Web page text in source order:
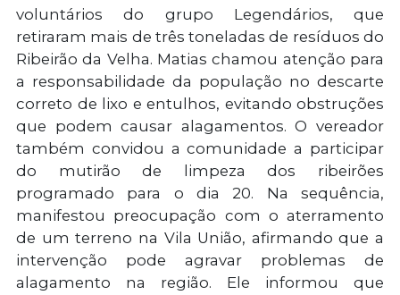
voluntários do grupo Legendários, que
retiraram mais de três toneladas de resíduos do
Ribeirão da Velha. Matias chamou atenção para
a responsabilidade da população no descarte
correto de lixo e entulhos, evitando obstruções
que podem causar alagamentos. O vereador
também convidou a comunidade a participar
do mutirão de limpeza dos ribeirões
programado para o dia 20. Na sequência,
manifestou preocupação com o aterramento
de um terreno na Vila União, afirmando que a
intervenção pode agravar problemas de
alagamento na região. Ele informou que